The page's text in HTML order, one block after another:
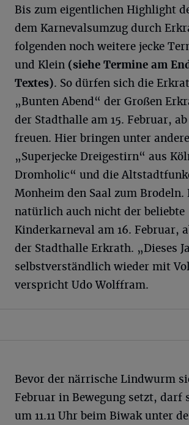
Bis zum eigentlichen Highlight
dem Karnevalsumzug durch
folgenden noch weitere jecke
und Klein (siehe Termine am
Textes). So dürfen sich die
„Bunten Abend“ der Großen
der Stadthalle am 15. Februar, ab
freuen. Hier bringen unter
„Superjecke Dreigestirn“ aus
Dromholic“ und die
Monheim den Saal zum Brodeln.
natürlich auch nicht der beliebte
Kinderkarneval am 16. Februar,
der Stadthalle Erkrath. „Dieses
selbstverständlich wieder mit
verspricht Udo Wolffram.
Bevor der närrische Lindwurm
Februar in Bewegung setzt, darf
um 11.11 Uhr beim Biwak unter